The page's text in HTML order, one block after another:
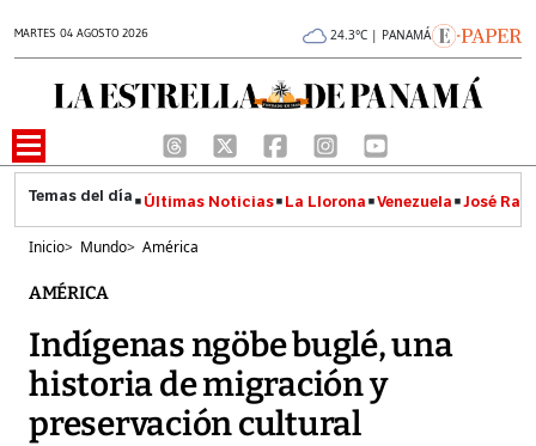
MARTES 04 AGOSTO 2026 24.3°C | PANAMÁ
Últimas Noticias La Llorona Venezuela José
Inicio> Mundo> América
AMÉRICA
Indígenas ngöbe buglé, una
historia de migración y
preservación cultural